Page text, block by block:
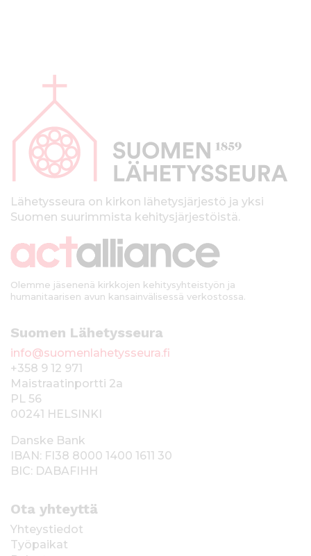
p
kLähetysseura on kirkon lähetysjärjestö ja yksi
Suomen suurimmista kehitysjärjestöistä.
Olemme jäsenenä kirkkojen kehitysyhteistyön ja
humanitaarisen avun kansainvälisessä verkostossa.
Suomen Lähetysseura
info@suomenlahetysseura.fi
+358 9 12 971
Maistraatinportti 2a
PL 56
00241 HELSINKI
Danske Bank
IBAN: FI38 8000 1400 1611 30
BIC: DABAFIHH
Ota yhteyttä
Yhteystiedot
Työpaikat